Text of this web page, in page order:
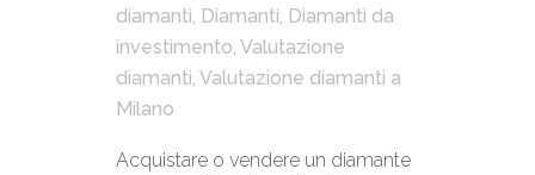
diamanti, Diamanti, Diamanti da
investimento, Valutazione
diamanti, Valutazione diamanti a
Milano
Acquistare o vendere un diamante